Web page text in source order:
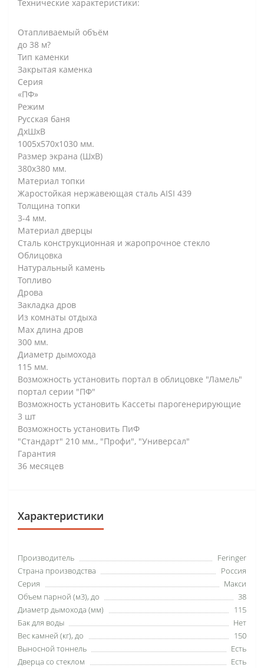
Технические характеристики:
Отапливаемый объём
до 38 м?
Тип каменки
Закрытая каменка
Серия
«ПФ»
Режим
Русская баня
ДxШxВ
1005х570х1030 мм.
Размер экрана (ШхВ)
380х380 мм.
Материал топки
Жаростойкая нержавеющая сталь AISI 439
Толщина топки
3-4 мм.
Материал дверцы
Сталь конструкционная и жаропрочное стекло
Облицовка
Натуральный камень
Топливо
Дрова
Закладка дров
Из комнаты отдыха
Max длина дров
300 мм.
Диаметр дымохода
115 мм.
Возможность установить портал в облицовке "Ламель"
портал серии "ПФ"
Возможность установить Кассеты парогенерирующие
3 шт
Возможность установить ПиФ
"Стандарт" 210 мм., "Профи", "Универсал"
Гарантия
36 месяцев
Характеристики
Производитель
Feringer
Страна производства
Россия
Серия
Макси
Объем парной (м3), до
38
Диаметр дымохода (мм)
115
Бак для воды
Нет
Вес камней (кг), до
150
Выносной тоннель
Есть
Дверца со стеклом
Есть